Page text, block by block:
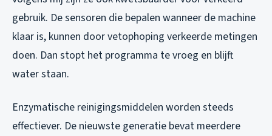
gebruik. De sensoren die bepalen wanneer de machine
klaar is, kunnen door vetophoping verkeerde metingen
doen. Dan stopt het programma te vroeg en blijft
water staan.
Enzymatische reinigingsmiddelen worden steeds
effectiever. De nieuwste generatie bevat meerdere